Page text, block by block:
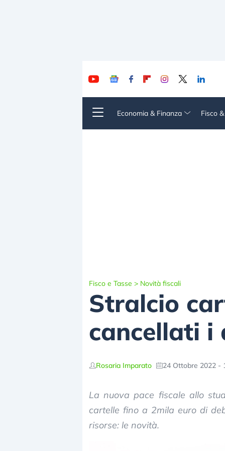
Economia & Finanza Fisco
Fisco e Tasse > Novità fiscali
Stralcio
cancellati i
Rosaria Imparato 24 Ottobre 2022 -
La nuova pace fiscale allo
cartelle fino a 2mila euro di
risorse: le novità.